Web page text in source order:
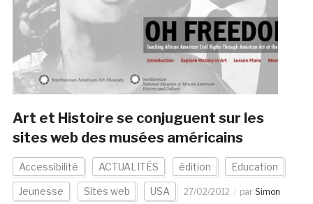
Art et Histoire se conjuguent sur les
sites web des musées américains
Accessibilité ACTUALITÉS édition Education
Jeunesse Sites web USA 27/02/2012 par Simon